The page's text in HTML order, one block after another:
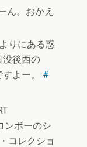
ん。おかえ
りにある惑
没後西の
よー。 #
ンボーのシ
コレクショ